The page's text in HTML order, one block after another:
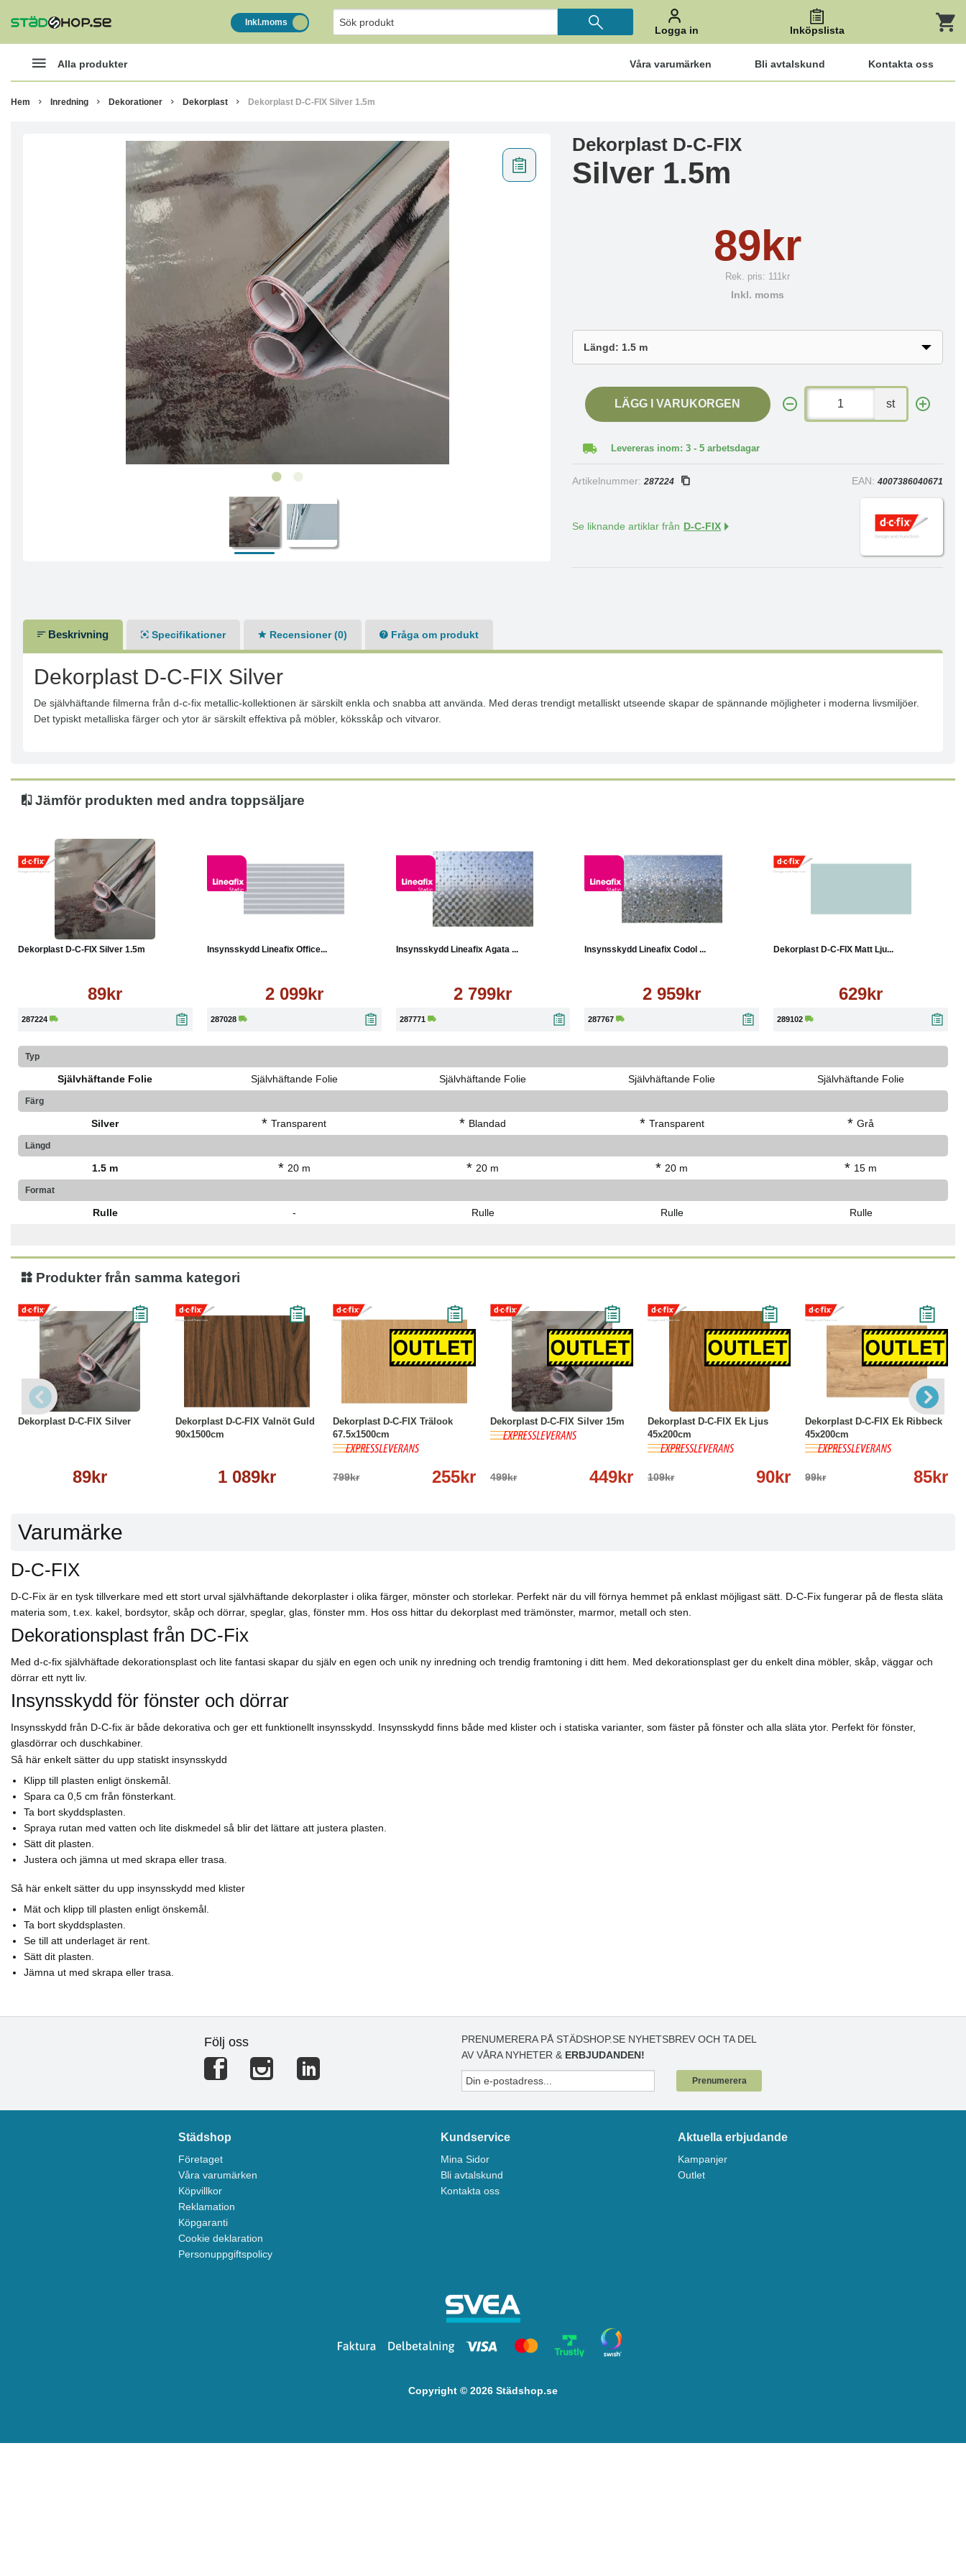
Inkl.moms
Logga in Inköpslista
Alla produkter Våra varumärken Bli avtalskund Kontakta oss
Hem Inredning Dekorationer Dekorplast Dekorplast D-C-FIX Silver 1.5m
Dekorplast D-C-FIX
Silver 1.5m
89kr
Rek. pris: 111kr
Inkl. moms
LÄGG I VARUKORGEN st
Levereras inom: 3 - 5 arbetsdagar
Artikelnummer:287224 EAN: 4007386040671
Se liknande artiklar från D-C-FIX
Beskrivning Specifikationer Recensioner (0) Fråga om produkt
Dekorplast D-C-FIX Silver
De självhäftande filmerna från d-c-fix metallic-kollektionen är särskilt enkla och snabba att använda. Med deras trendigt metalliskt utseende skapar de spännande möjligheter i moderna livsmiljöer.
Det typiskt metalliska färger och ytor är särskilt effektiva på möbler, köksskåp och vitvaror.
Jämför produkten med andra toppsäljare
Dekorplast D-C-FIX Silver 1.5m
89kr
287224
Köp
Insynsskydd Lineafix Office...
2 099kr
287028
Insynsskydd Lineafix Agata ...
2 799kr
287771
Köp Läs mer
Insynsskydd Lineafix Codol ...
2 959kr
287767
Köp Läs mer
Dekorplast D-C-FIX Matt Lju...
629kr
289102
Typ
Självhäftande Folie Självhäftande Folie Självhäftande Folie Självhäftande Folie Självhäftande Folie
Färg
Silver * Transparent * Blandad * Transparent * Grå
Längd
1.5 m * 20 m * 20 m * 20 m * 15 m
Format
Rulle - Rulle Rulle Rulle
Produkter från samma kategori
Dekorplast D-C-FIX Silver
89kr
Läs mer
Dekorplast D-C-FIX Valnöt Guld
90x1500cm
1 089kr
Köp Läs mer
Dekorplast D-C-FIX Trälook
67.5x1500cm
799kr 255kr
-68%
Dekorplast D-C-FIX Silver 15m
499kr 449kr
-10% Köp Läs mer
Dekorplast D-C-FIX Ek Ljus
45x200cm
109kr 90kr
Köp Läs mer
Dekorplast D-C-FIX Ek Ribbeck
45x200cm
99kr 85kr
-14% Köp Läs mer
Varumärke
D-C-FIX
D-C-Fix är en tysk tillverkare med ett stort urval självhäftande dekorplaster i olika färger, mönster och storlekar. Perfekt när du vill förnya hemmet på enklast möjligast sätt. D-C-Fix fungerar på de flesta släta
materia som, t.ex. kakel, bordsytor, skåp och dörrar, speglar, glas, fönster mm. Hos oss hittar du dekorplast med trämönster, marmor, metall och sten.
Dekorationsplast från DC-Fix
Med d-c-fix självhäftade dekorationsplast och lite fantasi skapar du själv en egen och unik ny inredning och trendig framtoning i ditt hem. Med dekorationsplast ger du enkelt dina möbler, skåp, väggar och
dörrar ett nytt liv.
Insynsskydd för fönster och dörrar
Insynsskydd från D-C-fix är både dekorativa och ger ett funktionellt insynsskydd. Insynsskydd finns både med klister och i statiska varianter, som fäster på fönster och alla släta ytor. Perfekt för fönster,
glasdörrar och duschkabiner.
Så här enkelt sätter du upp statiskt insynsskydd
Klipp till plasten enligt önskemål.
Spara ca 0,5 cm från fönsterkant.
Ta bort skyddsplasten.
Spraya rutan med vatten och lite diskmedel så blir det lättare att justera plasten.
Sätt dit plasten.
Justera och jämna ut med skrapa eller trasa.
Så här enkelt sätter du upp insynsskydd med klister
Mät och klipp till plasten enligt önskemål.
Ta bort skyddsplasten.
Se till att underlaget är rent.
Sätt dit plasten.
Jämna ut med skrapa eller trasa.
Följ oss
PRENUMERERA PÅ STÄDSHOP.SE NYHETSBREV OCH TA DEL
AV VÅRA NYHETER & ERBJUDANDEN!
Prenumerera
Städshop
Företaget
Våra varumärken
Köpvillkor
Reklamation
Köpgaranti
Cookie deklaration
Personuppgiftspolicy
Kundservice
Mina Sidor
Bli avtalskund
Kontakta oss
Aktuella erbjudande
Kampanjer
Outlet
Copyright © 2026 Städshop.se